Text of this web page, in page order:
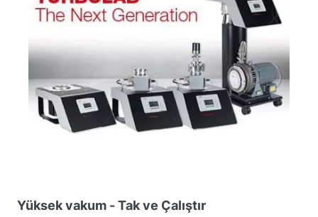
Yüksek vakum - Tak ve Çalıştır